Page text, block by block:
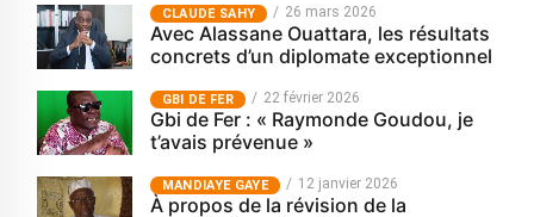
CLAUDE SAHY 26 mars 2026
Avec Alassane Ouattara, les résultats
concrets d’un diplomate exceptionnel
GBI DE FER 22 février 2026
Gbi de Fer : « Raymonde Goudou, je
t’avais prévenue »
MANDIAYE GAYE 12 janvier 2026
À propos de la révision de la